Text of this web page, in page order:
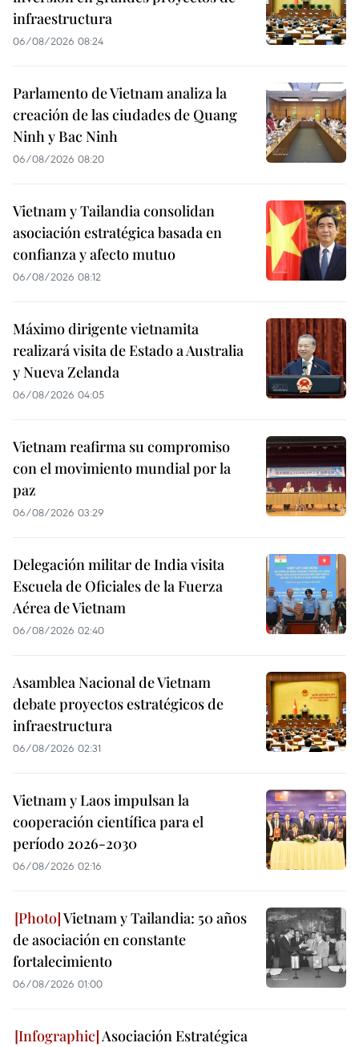
infraestructura
06/08/2026 08:24
Parlamento de Vietnam analiza la
creación de las ciudades de Quang
Ninh y Bac Ninh
06/08/2026 08:20
Vietnam y Tailandia consolidan
asociación estratégica basada en
confianza y afecto mutuo
06/08/2026 08:12
Máximo dirigente vietnamita
realizará visita de Estado a Australia
y Nueva Zelanda
06/08/2026 04:05
Vietnam reafirma su compromiso
con el movimiento mundial por la
paz
06/08/2026 03:29
Delegación militar de India visita
Escuela de Oficiales de la Fuerza
Aérea de Vietnam
06/08/2026 02:40
Asamblea Nacional de Vietnam
debate proyectos estratégicos de
infraestructura
06/08/2026 02:31
Vietnam y Laos impulsan la
cooperación científica para el
período 2026-2030
06/08/2026 02:16
Vietnam y Tailandia: 50 años
de asociación en constante
fortalecimiento
06/08/2026 01:00
Asociación Estratégica